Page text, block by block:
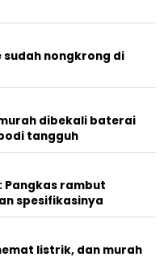
sudah nongkrong di
murah dibekali baterai
tangguh
Pangkas rambut
spesifikasinya
listrik, dan murah